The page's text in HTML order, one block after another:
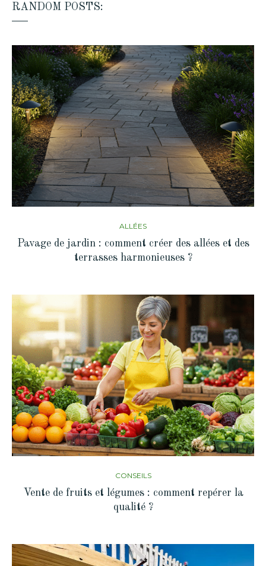
RANDOM POSTS:
ALLÉES
Pavage de jardin : comment créer des allées et des
terrasses harmonieuses ?
CONSEILS
Vente de fruits et légumes : comment repérer la
qualité ?